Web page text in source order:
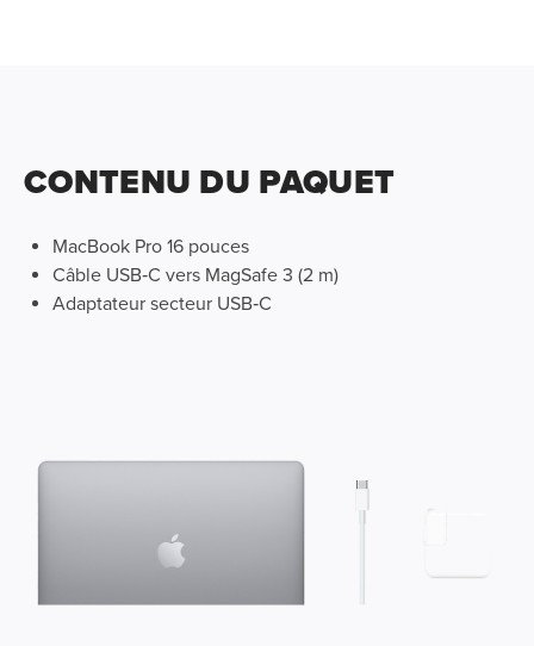
CONTENU DU PAQUET
MacBook Pro 16 pouces
Câble USB‑C vers MagSafe 3 (2 m)
Adaptateur secteur USB‑C